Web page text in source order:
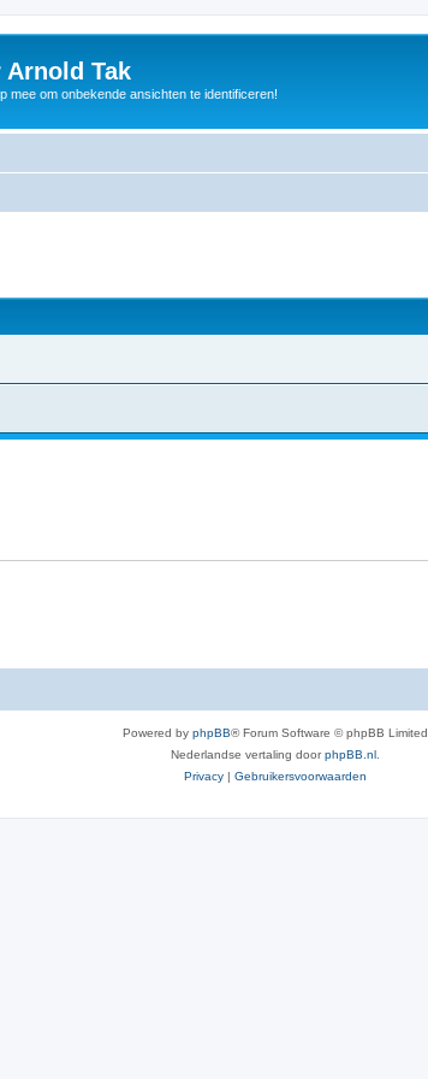
Tak
mee om onbekende ansichten te identificeren!
Powered by phpBB® Forum Software © phpBB Limited
Nederlandse vertaling doorphpBB.nl
Privacy | Gebruikersvoorwaarden